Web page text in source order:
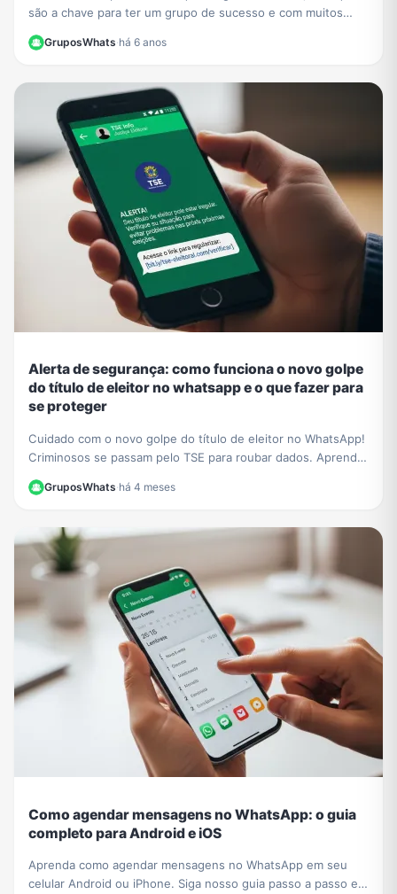
são a chave para ter um grupo de sucesso e com muitos
GruposWhats·há 6 anos
Alerta de segurança: como funciona o novo golpe
do título de eleitor no whatsapp e o que fazer para
se proteger
Cuidado com o novo golpe do título de eleitor no WhatsApp!
Criminosos se passam pelo TSE para roubar dados. Aprenda
GruposWhats·há 4 meses
Como agendar mensagens no WhatsApp: o guia
completo para Android e iOS
Aprenda como agendar mensagens no WhatsApp em seu
celular Android ou iPhone. Siga nosso guia passo a passo e